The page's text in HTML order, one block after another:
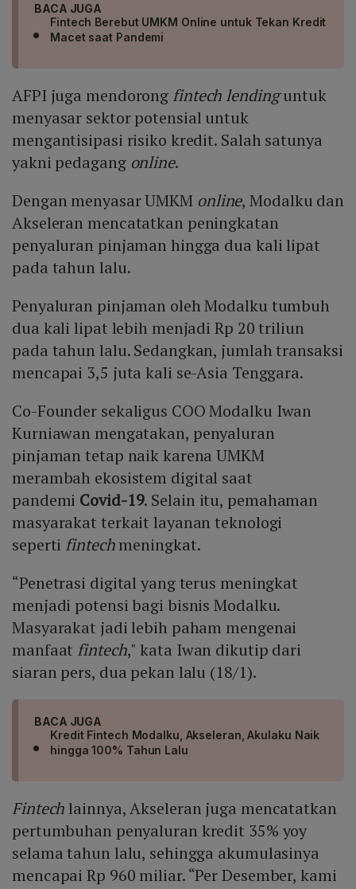
BACA JUGA
Fintech Berebut UMKM Online untuk Tekan Kredit
Macet saat Pandemi
AFPI juga mendorong fintech lendinguntuk
menyasar sektor potensial untuk
mengantisipasi risiko kredit. Salah satunya
yakni pedagang online.
Dengan menyasar UMKM online, Modalku dan
Akseleran mencatatkan peningkatan
penyaluran pinjaman hingga dua kali lipat
pada tahun lalu.
Penyaluran pinjaman oleh Modalku tumbuh
dua kali lipat lebih menjadi Rp 20 triliun
pada tahun lalu. Sedangkan, jumlah transaksi
mencapai 3,5 juta kali se-Asia Tenggara.
Co-Founder sekaligus COO Modalku Iwan
Kurniawan mengatakan, penyaluran
pinjaman tetap naik karena UMKM
merambah ekosistem digital saat
pandemi Covid-19. Selain itu, pemahaman
masyarakat terkait layanan teknologi
seperti fintechmeningkat.
“Penetrasi digital yang terus meningkat
menjadi potensi bagi bisnis Modalku.
Masyarakat jadi lebih paham mengenai
manfaat fintech," kata Iwan dikutip dari
siaran pers, dua pekan lalu (18/1).
BACA JUGA
Kredit Fintech Modalku, Akseleran, Akulaku Naik
hingga 100% Tahun Lalu
Fintech lainnya, Akseleran juga mencatatkan
pertumbuhan penyaluran kredit 35% yoy
selama tahun lalu, sehingga akumulasinya
mencapai Rp 960 miliar. “Per Desember, kami